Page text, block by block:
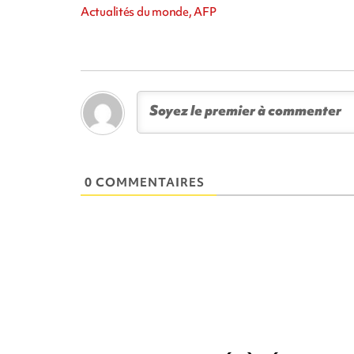
Actualités du monde, AFP
0 COMMENTAIRES